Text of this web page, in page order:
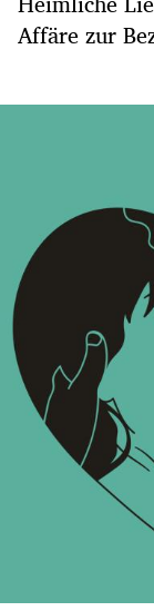
Affäre zur